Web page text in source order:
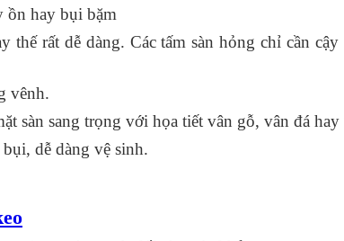
ồn hay bụi bặm
thế rất dễ dàng. Các tấm sàn hỏng chỉ cần
vênh.
sàn sang trọng với họa tiết vân gỗ, vân đá hay
dễ dàng vệ sinh.